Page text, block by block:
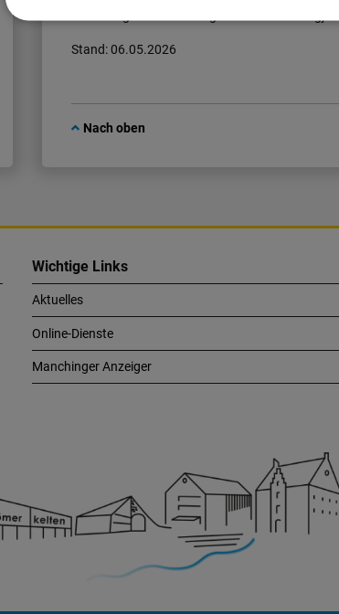
herausragenden Leistungen und seinen
Stand: 06.05.2026
Nach oben
Wichtige Links
Aktuelles
Online-Dienste
Manchinger Anzeiger